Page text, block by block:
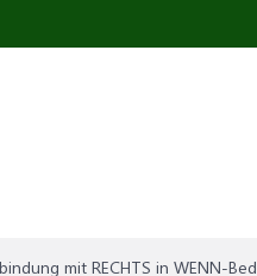
mit RECHTS in WENN-